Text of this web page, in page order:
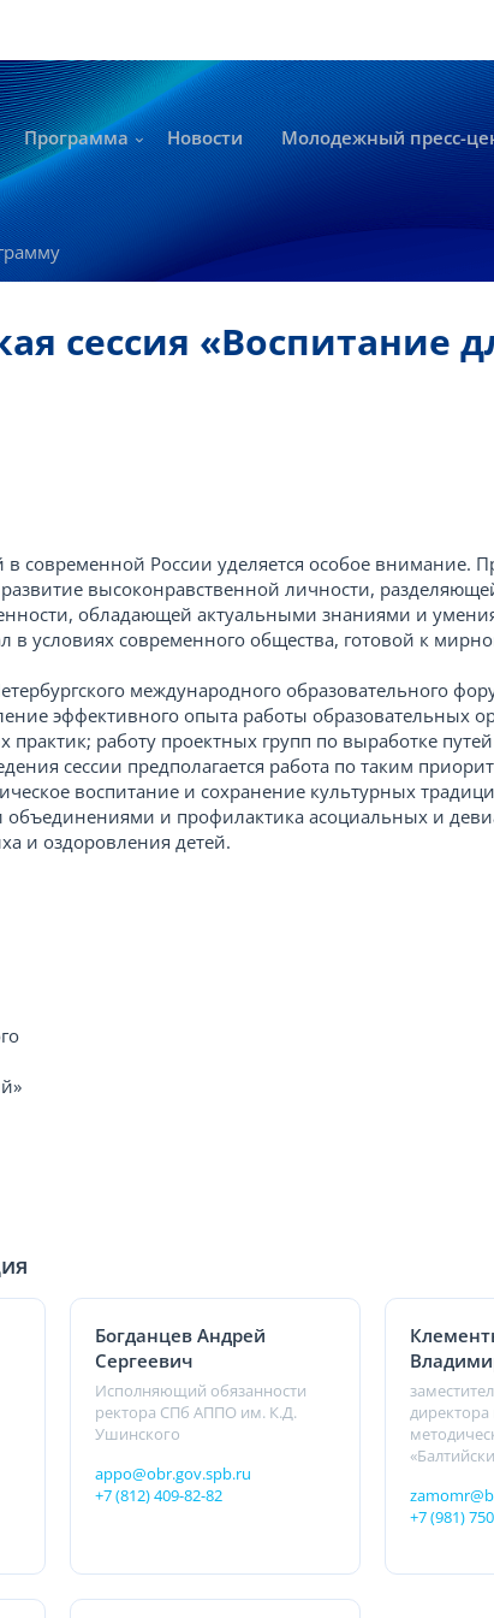
Программа Новости Молодежный пресс-
сессия «Воспитание
современной России уделяется особое внимание.
высоконравственной личности,
обладающей актуальными знаниями и
в условиях современного общества, готовой к
международного образовательного
эффективного опыта работы образовательных
практик; работу проектных групп по выработке
сессии предполагается работа по таким
воспитание и сохранение культурных
и профилактика асоциальных и
и оздоровления детей.
Богданцев Андрей
Сергеевич
Исполняющий обязанности
ректора СПб АППО им. К.Д.
Ушинского
appo@obr.gov.spb.ru
+7 (812) 409-82-82
+7 (981)